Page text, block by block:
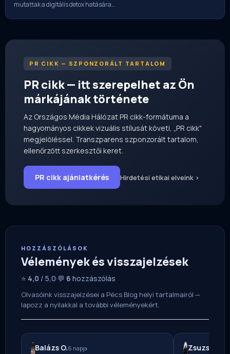
mutattak a digitális detox hatására…
PR CIKK — SZPONZORÁLT TARTALOM
PR cikk — itt szerepelhet az Ön
márkájának története
Az Országos Média Hálózat PR cikk-formátuma a
hagyományos cikkek vizuális stílusát követi, „PR cikk"
megjelöléssel. Transzparens szponzorált tartalom,
ellenőrzött szerkesztői keret.
PR cikk ajánlatkérés Hirdetési etikai elveink ›
HOZZÁSZÓLÁSOK
Vélemények és visszajelzések
⭐ 4,0 / 5,0·💬 6 hozzászólás
Olvasóink visszajelzései a Pécs Blog helyi tartalmairól —
lapozz a nyilakkal a további véleményekért.
Balázs O.6 napja Zsuzsa T.